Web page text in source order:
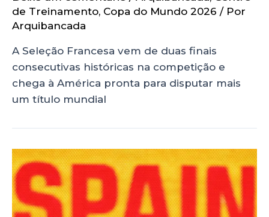
de Treinamento, Copa do Mundo 2026 / Por
Arquibancada
A Seleção Francesa vem de duas finais
consecutivas históricas na competição e
chega à América pronta para disputar mais
um título mundial